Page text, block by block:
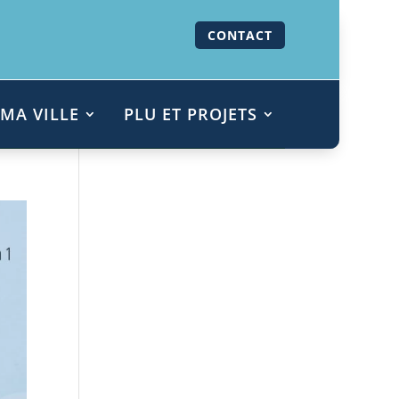
CONTACT
MA VILLE PLU ET PROJETS